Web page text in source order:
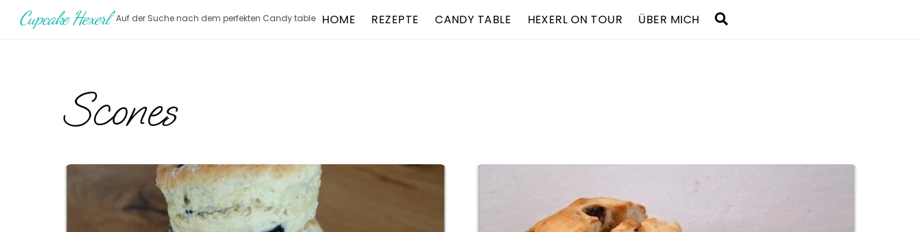
Cupcake Hexerl Auf der Suche nach dem perfekten Candy table HOME REZEPTE CANDY TABLE HEXERL ON TOUR ÜBER MICH
Scones